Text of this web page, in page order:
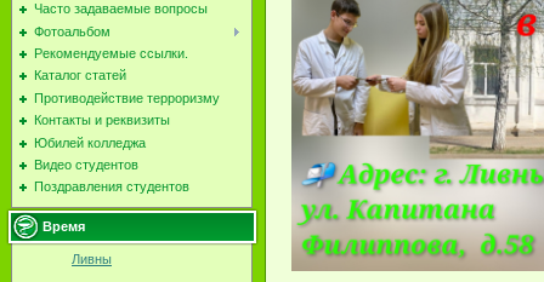
Часто задаваемые вопросы
Фотоальбом
Рекомендуемые ссылки.
Каталог статей
Противодействие терроризму
Контакты и реквизиты
Юбилей колледжа
Видео студентов
Поздравления студентов
Время
Ливны